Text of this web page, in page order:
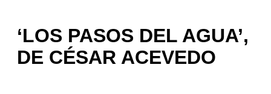
‘LOS PASOS DEL AGUA’,
DE CÉSAR ACEVEDO